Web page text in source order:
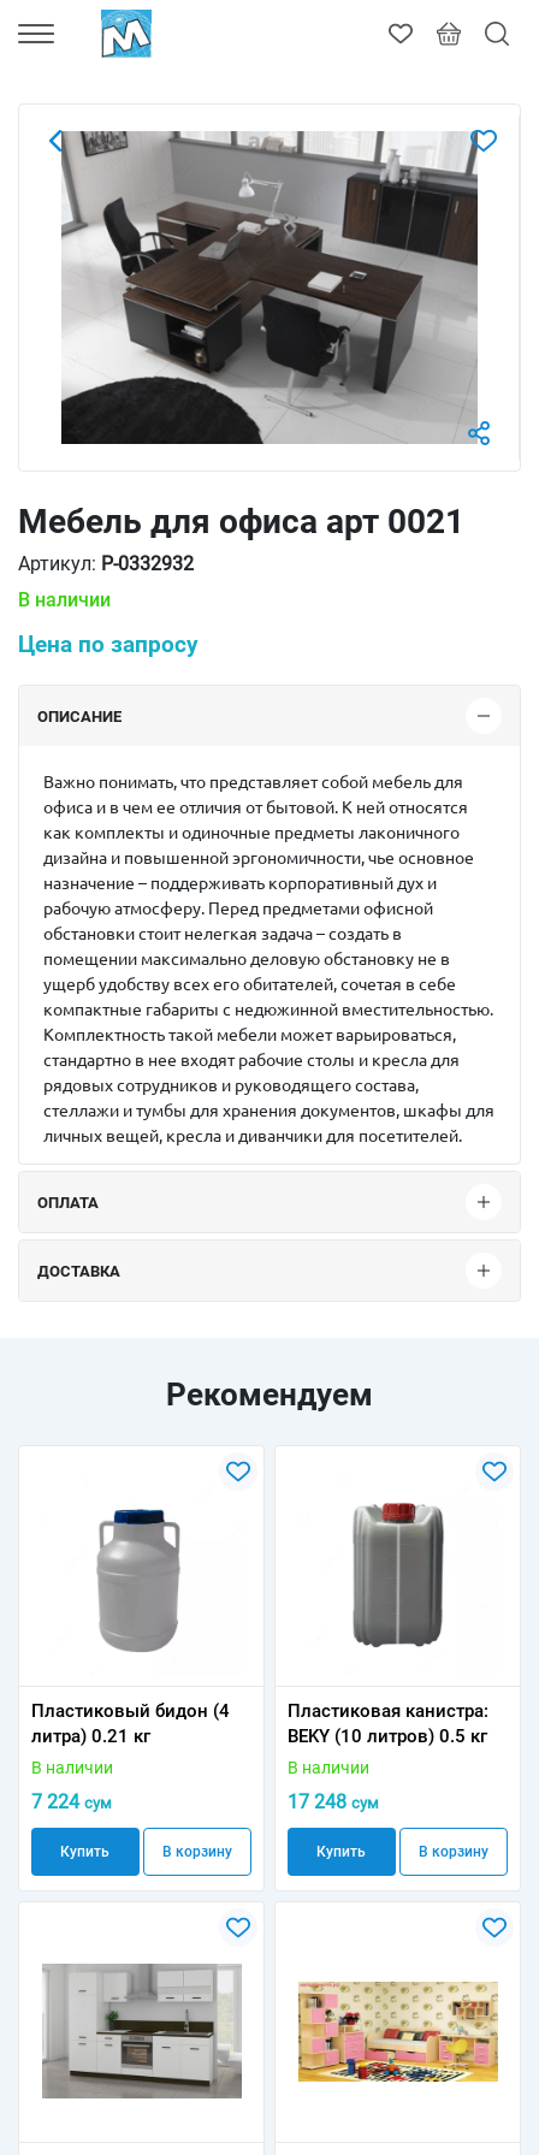
Мебель для офиса арт 0021
Артикул: P-0332932
В наличии
Цена по запросу
ОПИСАНИЕ
Важно понимать, что представляет собой мебель для
офиса и в чем ее отличия от бытовой. К ней относятся
как комплекты и одиночные предметы лаконичного
дизайна и повышенной эргономичности, чье основное
назначение – поддерживать корпоративный дух и
рабочую атмосферу. Перед предметами офисной
обстановки стоит нелегкая задача – создать в
помещении максимально деловую обстановку не в
ущерб удобству всех его обитателей, сочетая в себе
компактные габариты с недюжинной вместительностью.
Комплектность такой мебели может варьироваться,
стандартно в нее входят рабочие столы и кресла для
рядовых сотрудников и руководящего состава,
стеллажи и тумбы для хранения документов, шкафы для
личных вещей, кресла и диванчики для посетителей.
ОПЛАТА
ДОСТАВКА
Рекомендуем
Пластиковый бидон (4
литра) 0.21 кг
В наличии
7 224 сум
Купить В корзину
Пластиковая канистра:
BEKY (10 литров) 0.5 кг
В наличии
17 248 сум
Купить В корзину